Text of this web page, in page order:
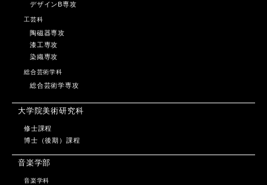
デザインB専攻
工芸科
陶磁器専攻
漆工専攻
染織専攻
総合芸術学科
総合芸術学専攻
大学院美術研究科
修士課程
博士（後期）課程
音楽学部
音楽学科